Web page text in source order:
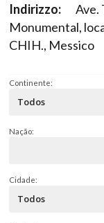
Indirizzo:
Ave.
Monumental,
CHIH., Messico
Continente:
Nação:
Cidade: